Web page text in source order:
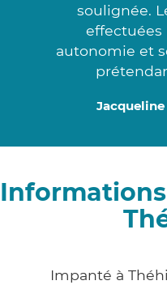
soulignée.
effectuées
autonomie et
Jacqueline
Impanté à